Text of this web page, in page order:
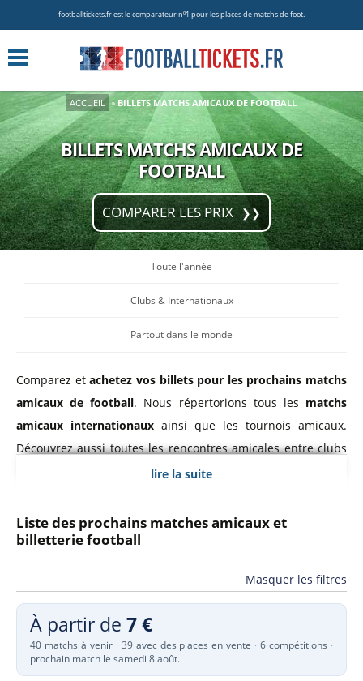
footballtickets.fr est le comparateur nº1 pour les places de matchs de foot.
ACCUEIL » BILLETS MATCHS AMICAUX DE FOOTBALL
BILLETS MATCHS AMICAUX DE
FOOTBALL
COMPARER LES PRIX
Toute l'année
Clubs & Internationaux
Partout dans le monde
Comparez etachetez vos billets pour les prochains matchs
amicaux de football. Nous répertorions tous les matchs
amicaux internationaux ainsi que les tournois amicaux.
Découvrez aussi toutes les rencontres amicales entre clubs
ainsi que les matches de pré-saison
C'est l'occasion idéale de voir votre équipe de football
prix des billets sont généralement moins chers que pour les
matchs de ligue nationale ou de Coupe d'Europe.
Consultez la liste des rencontres amicales et compétitions
de pré-saison
et comparez dès aujourd'hui le prix des
lire la suite
Liste des prochains matches amicaux et
billetterie football
Masquer les filtres
À partir de 7 €
40 matchs à venir · 39 avec des places en vente · 6 compétitions ·
prochain match le samedi 8 août.